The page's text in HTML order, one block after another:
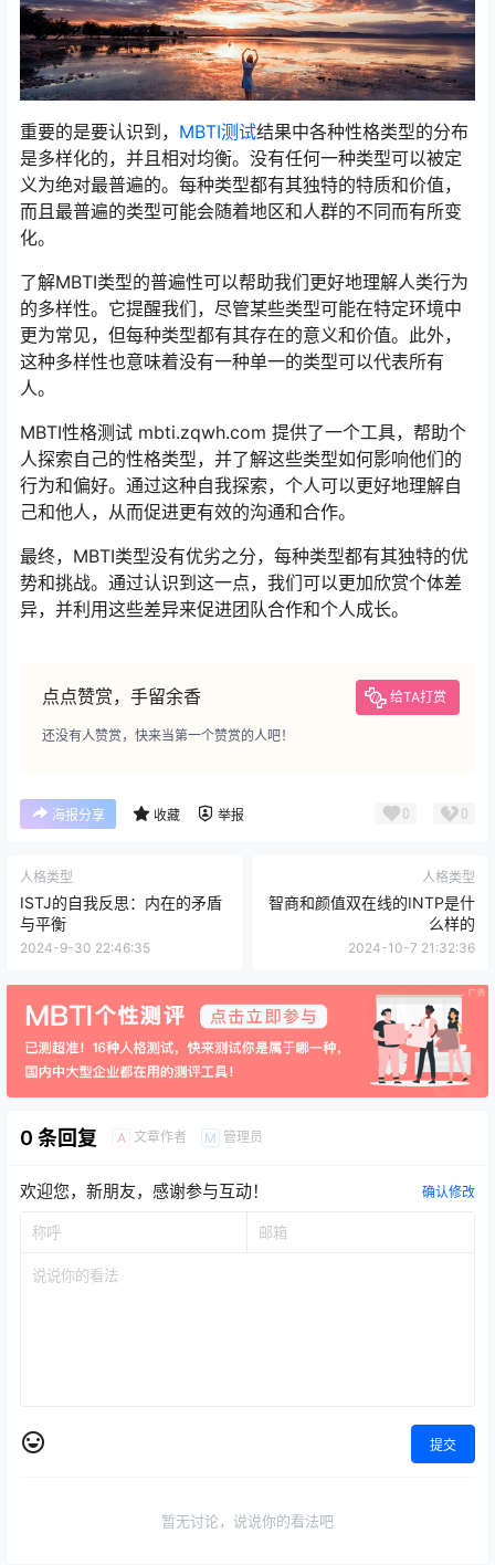
重要的是要认识到， MBTI测试结果中各种性格类型的分布
是多样化的，并且相对均衡。没有任何一种类型可以被定
义为绝对最普遍的。每种类型都有其独特的特质和价值，
而且最普遍的类型可能会随着地区和人群的不同而有所变
化。
了解MBTI类型的普遍性可以帮助我们更好地理解人类行为
的多样性。它提醒我们，尽管某些类型可能在特定环境中
更为常见，但每种类型都有其存在的意义和价值。此外，
这种多样性也意味着没有一种单一的类型可以代表所有
人。
MBTI性格测试 mbti.zqwh.com 提供了一个工具，帮助个
人探索自己的性格类型，并了解这些类型如何影响他们的
行为和偏好。通过这种自我探索，个人可以更好地理解自
己和他人，从而促进更有效的沟通和合作。
最终，MBTI类型没有优劣之分，每种类型都有其独特的优
势和挑战。通过认识到这一点，我们可以更加欣赏个体差
异，并利用这些差异来促进团队合作和个人成长。
点点赞赏，手留余香 给TA打赏
还没有人赞赏，快来当第一个赞赏的人吧！
海报分享 收藏 举报 0 0
人格类型
ISTJ的自我反思：内在的矛盾
与平衡
2024-9-30 22:46:35
人格类型
智商和颜值双在线的INTP是什
么样的
2024-10-7 21:32:36
0 条回复 A 文章作者 M 管理员
欢迎您，新朋友，感谢参与互动！ 确认修改
提交
暂无讨论，说说你的看法吧